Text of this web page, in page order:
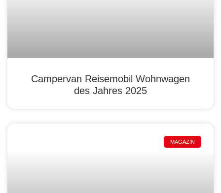
Campervan Reisemobil Wohnwagen
des Jahres 2025
MAGAZIN